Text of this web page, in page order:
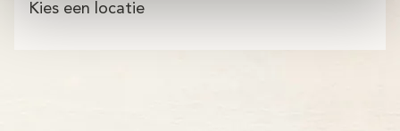
Kies een locatie